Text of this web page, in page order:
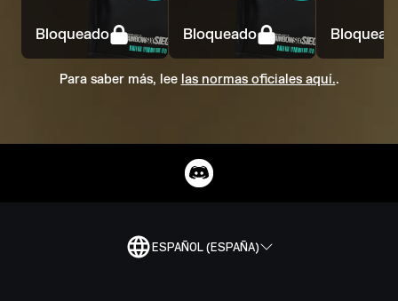
Bloqueado Bloqueado
Para saber más, lee las normas oficiales aquí..
ESPAÑOL (ESPAÑA)